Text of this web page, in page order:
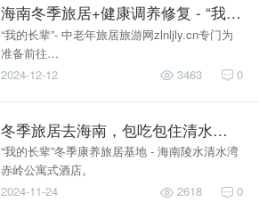
海南冬季旅居+健康调养修复 - “我的
“我的长辈”- 中老年旅居旅游网zlnljly.cn专门为
准备前往…
2024-12-12
0
3463
冬季旅居去海南，包吃包住清水湾！-
“我的长辈”冬季康养旅居基地 - 海南陵水清水湾
赤岭公寓式酒店。
2024-11-24
0
2618